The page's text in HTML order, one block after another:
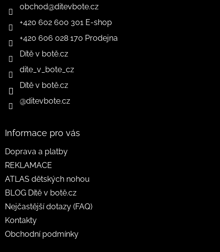
obchod@ditevbote.cz
+420 602 600 301 E-shop
+420 606 028 170 Prodejna
Dítě v botě.cz
dite_v_bote_cz
Dítě v botě.cz
@ditevbote.cz
Informace pro vás
Doprava a platby
REKLAMACE
ATLAS dětských nohou
BLOG Dítě v botě.cz
Nejčastější dotazy (FAQ)
Kontakty
Obchodní podmínky